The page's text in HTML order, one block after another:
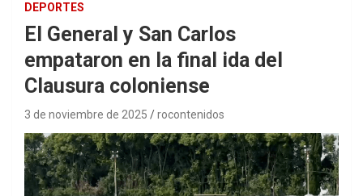
DEPORTES
El General y San Carlos
empataron en la final ida del
Clausura coloniense
3 de noviembre de 2025 rocontenidos